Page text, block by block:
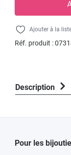
Ajouter à la
Réf. produit :
Description
Pour les